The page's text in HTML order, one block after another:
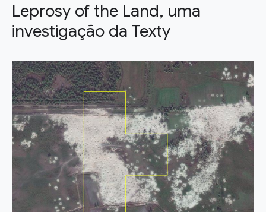
Leprosy of the Land, uma
investigação da Texty